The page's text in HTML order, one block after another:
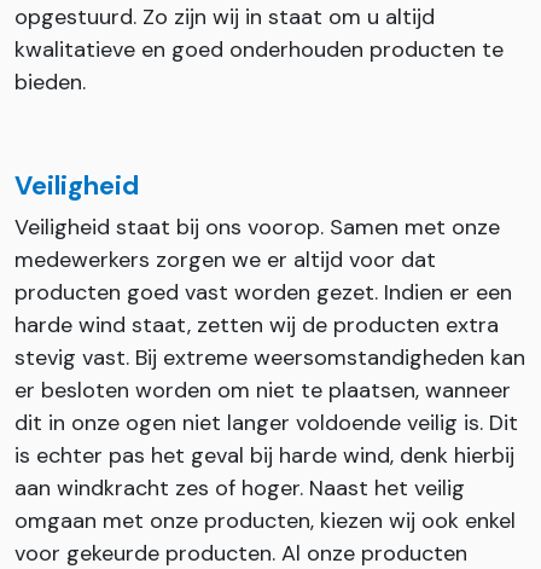
opgestuurd. Zo zijn wij in staat om u altijd
kwalitatieve en goed onderhouden producten te
bieden.
Veiligheid
Veiligheid staat bij ons voorop. Samen met onze
medewerkers zorgen we er altijd voor dat
producten goed vast worden gezet. Indien er een
harde wind staat, zetten wij de producten extra
stevig vast. Bij extreme weersomstandigheden kan
er besloten worden om niet te plaatsen, wanneer
dit in onze ogen niet langer voldoende veilig is. Dit
is echter pas het geval bij harde wind, denk hierbij
aan windkracht zes of hoger. Naast het veilig
omgaan met onze producten, kiezen wij ook enkel
voor gekeurde producten. Al onze producten